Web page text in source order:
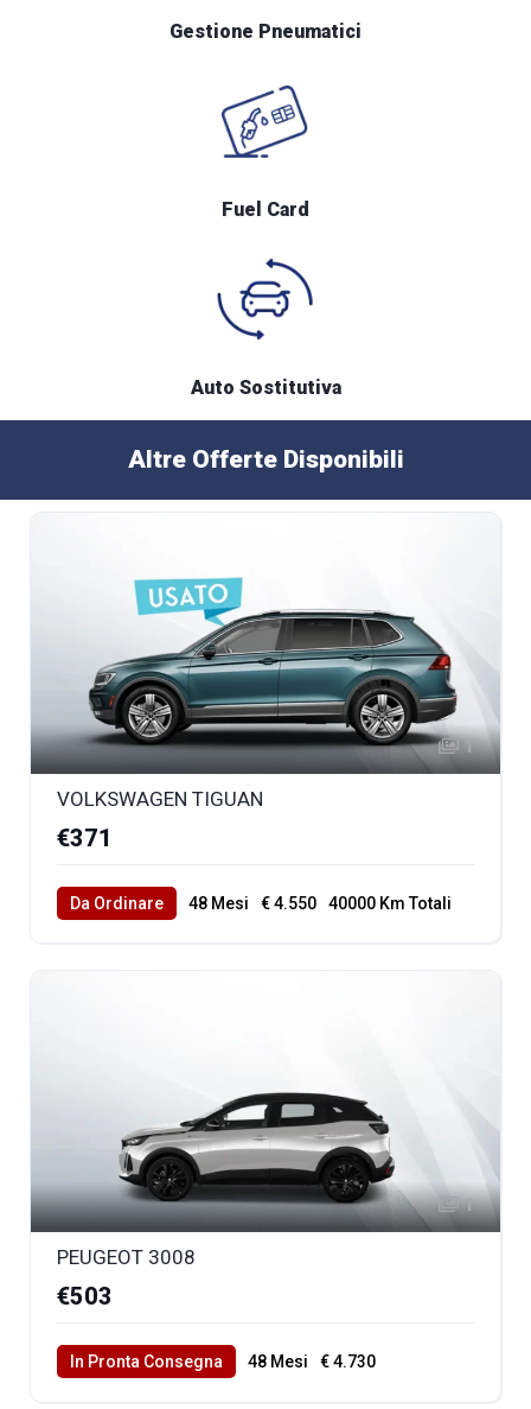
Gestione Pneumatici
Fuel Card
Auto Sostitutiva
Altre Offerte Disponibili
1
VOLKSWAGEN TIGUAN
€371
Da Ordinare 48 Mesi € 4.550 40000 Km Totali
1
PEUGEOT 3008
€503
In Pronta Consegna 48 Mesi
€ 4.730